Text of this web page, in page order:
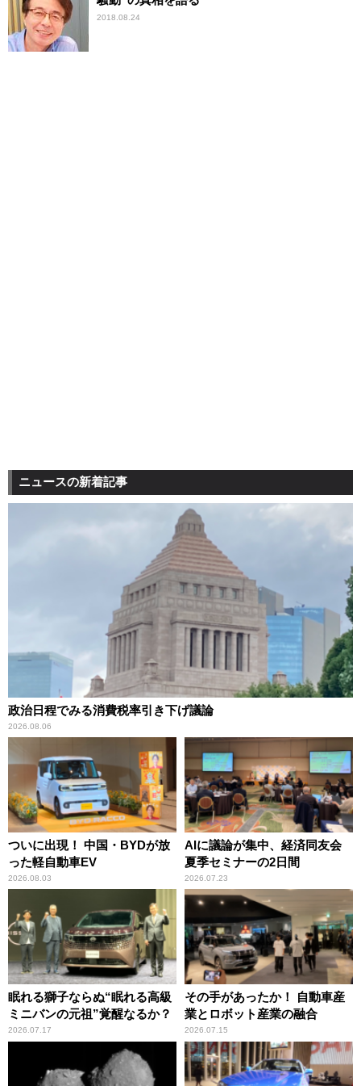
2018.08.24
ニュースの新着記事
政治日程でみる消費税率引き下げ議論
2026.08.06
ついに出現！ 中国・BYDが放
った軽自動車EV
2026.08.03
AIに議論が集中、経済同友会
夏季セミナーの2日間
2026.07.23
眠れる獅子ならぬ“眠れる高級
ミニバンの元祖”覚醒なるか？
2026.07.17
その手があったか！ 自動車産
業とロボット産業の融合
2026.07.15